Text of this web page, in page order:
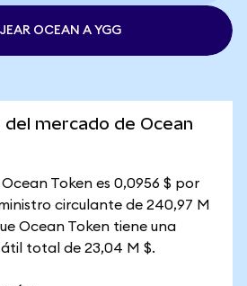
OCEAN A YGG
del mercado de Ocean
Token es 0,0956 $ por
circulante de 240,97 M
Ocean Token tiene una
total de 23,04 M $.